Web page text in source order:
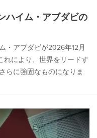
ハイム・アブダビの
・アブダビが2026年12月
れにより、世界をリードす
らに強固なものになりま